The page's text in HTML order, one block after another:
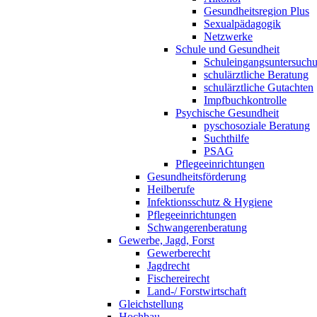
Gesundheitsregion Plus
Sexualpädagogik
Netzwerke
Schule und Gesundheit
schulärztliche Beratung
schulärztliche Gutachten
Impfbuchkontrolle
Psychische Gesundheit
pyschosoziale Beratung
Suchthilfe
PSAG
Pflegeeinrichtungen
Gesundheitsförderung
Heilberufe
Infektionsschutz & Hygiene
Pflegeeinrichtungen
Schwangerenberatung
Gewerbe, Jagd, Forst
Gewerberecht
Jagdrecht
Fischereirecht
Land-/ Forstwirtschaft
Gleichstellung